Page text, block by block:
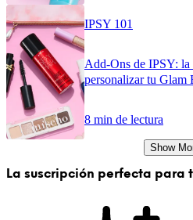
IPSY 101
Add-Ons de IPSY:
personalizar tu Glam
8 min de lectura
Show
La suscripción perfecta para